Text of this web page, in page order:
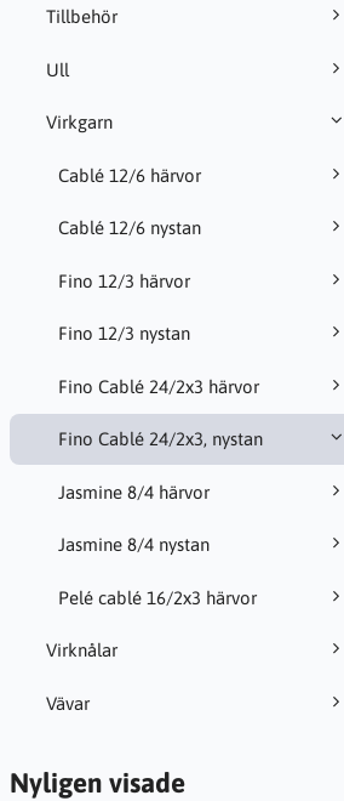
Tillbehör
Ull
Virkgarn
Cablé 12/6 härvor
Cablé 12/6 nystan
Fino 12/3 härvor
Fino 12/3 nystan
Fino Cablé 24/2x3 härvor
Fino Cablé 24/2x3, nystan
Jasmine 8/4 härvor
Jasmine 8/4 nystan
Pelé cablé 16/2x3 härvor
Virknålar
Vävar
Nyligen visade